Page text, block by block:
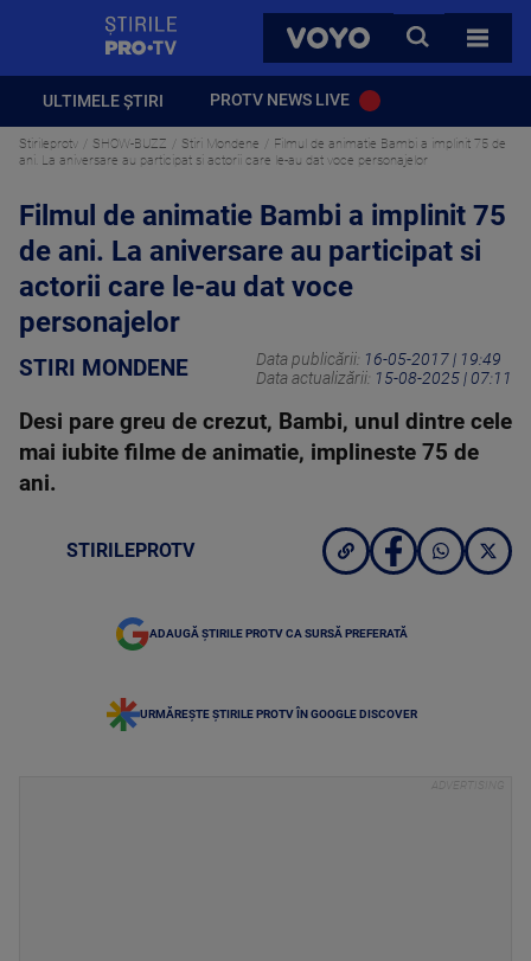
VOYO
CAUTA
TOATE
ULTIMELE ȘTIRI PROTV NEWS LIVE
Stirileprotv SHOW-BUZZ Stiri Mondene
Filmul de animatie Bambi a implinit 75 de
ani. La aniversare au participat si actorii care le-au dat voce personajelor
Filmul de animatie Bambi a implinit 75
de ani. La aniversare au participat si
actorii care le-au dat voce
personajelor
STIRI MONDENE Data publicării: 16-05-2017 | 19:49
Data actualizării: 15-08-2025 | 07:11
Desi pare greu de crezut, Bambi, unul dintre cele
mai iubite filme de animatie, implineste 75 de
ani.
STIRILEPROTV
ADAUGĂ ȘTIRILE PROTV CA SURSĂ PREFERATĂ
URMĂREȘTE ȘTIRILE PROTV ÎN GOOGLE DISCOVER